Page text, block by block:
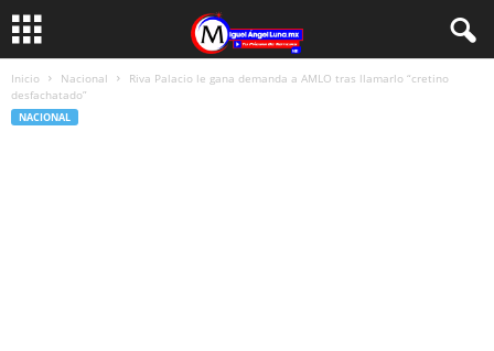
Inicio Nacional
Riva Palacio le gana demanda a AMLO tras llamarlo “cretino
desfachatado”
NACIONAL